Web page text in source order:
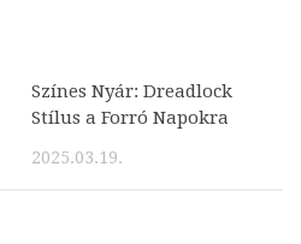
Színes Nyár: Dreadlock
Stílus a Forró Napokra
2025.03.19.